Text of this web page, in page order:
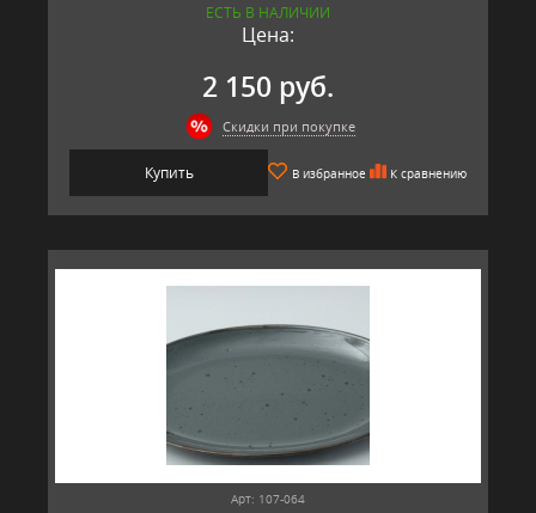
ЕСТЬ В НАЛИЧИИ
Цена:
2 150 руб.
Скидки при покупке
Купить В избранное К сравнению
Арт: 107-064